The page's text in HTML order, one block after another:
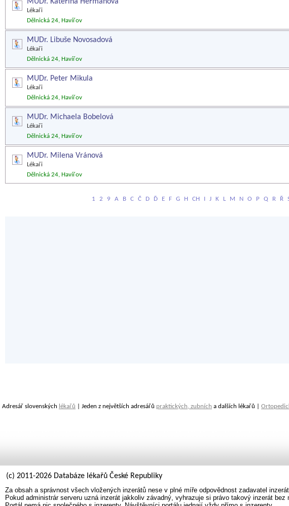
Lékaři
Dělnická 24, Havířov
MUDr. Libuše Novosadová
Lékaři
Dělnická 24, Havířov
MUDr. Peter Mikula
Lékaři
Dělnická 24, Havířov
MUDr. Michaela Bobelová
Lékaři
Dělnická 24, Havířov
MUDr. Milena Vránová
Lékaři
Dělnická 24, Havířov
1 2 9 A B C Č D Ď E F G H CH I J K L M N O P Q R Ř
Adresář slovenských lékařů | Jeden z největších adresářů praktických, zubních a dalších lékařů |
(c) 2011-2026 Databáze lékařů České Republiky
Za obsah a správnost všech vložených inzerátů nese v plné míře odpovědnost zadavatel
Pokud administrár serveru uzná inzerát jakkoliv závadný, vyhrazuje si právo takový inzerát bez